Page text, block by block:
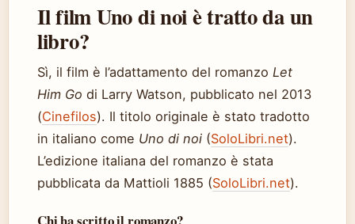
Il film Uno di noi è tratto da un
libro?
Sì, il film è l’adattamento del romanzo Let
Him Go di Larry Watson, pubblicato nel 2013
(Cinefilos). Il titolo originale è stato tradotto
in italiano come Uno di noi (SoloLibri.net).
L’edizione italiana del romanzo è stata
pubblicata da Mattioli 1885 (SoloLibri.net).